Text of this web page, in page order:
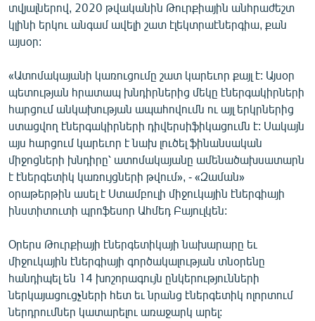
ՏԵՍԱՆՅՈՒԹԵՐ
ԲԱՆԱՎԵՃ
ՓՈԴՔԱՍԹ
Հայերեն
English
Русский
ՀԵՏԵՎԵՔ ՄԵԶ
«Ազատության» բոլոր կայքերը
տվյալներով, 2020 թվականին Թուրքիային անհրաժեշտ
կլինի երկու անգամ ավելի շատ էլեկտրաէներգիա, քան
այսօր:
«Ատոմակայանի կառուցումը շատ կարեւոր քայլ է: Այսօր
պետության հրատապ խնդիրներից մեկը էներգակիրների
հարցում անկախության ապահովումն ու այլ երկրներից
ստացվող էներգակիրների դիվերսիֆիկացումն է: Սակայն
այս հարցում կարեւոր է նախ լուծել ֆինանսական
միջոցների խնդիրը՝ ատոմակայանը ամենածախսատարն
է էներգետիկ կառույցների թվում», - «Զաման»
օրաթերթին ասել է Ստամբուլի միջուկային էներգիայի
ինստիտուտի պրոֆեսոր Ահմեդ Բայուլկեն:
Օրերս Թուրքիայի էներգետիկայի նախարարը եւ
միջուկային էներգիայի գործակալության տնօրենը
հանդիպել են 14 խոշորագույն ընկերությունների
ներկայացուցչների հետ եւ նրանց էներգետիկ ոլորտում
ներդրումներ կատարելու առաջարկ արել: